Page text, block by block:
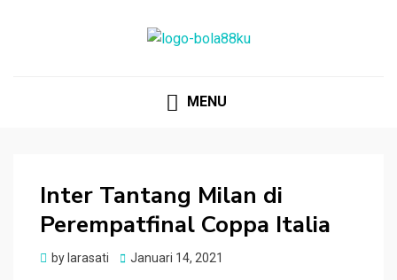
MENU
Inter Tantang Milan di
Perempatfinal Coppa Italia
bylarasati
Posted
Januari 14, 2021